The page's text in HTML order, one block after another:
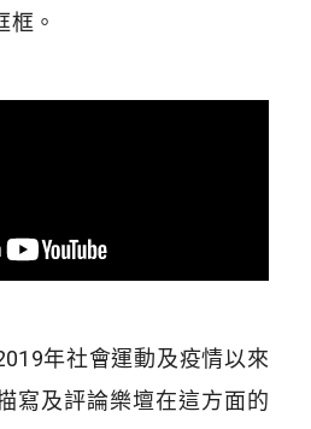
框。
年社會運動及疫情以來
寫及評論樂壇在這方面的